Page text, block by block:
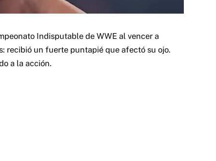
Indisputable de WWE al vencer a
recibió un fuerte puntapié que afectó su ojo.
a la acción.